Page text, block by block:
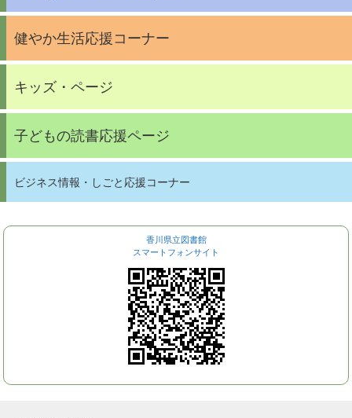
健やか生活応援コーナー
キッズ・ページ
子どもの読書応援ページ
ビジネス情報・しごと応援コーナー
香川県立図書館
スマートフォンサイト